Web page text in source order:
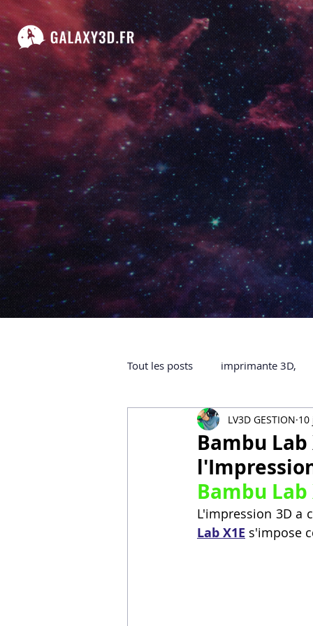
Tout les posts imprimante 3D,
impression 3D à la demande
ARTILLERY 3D
certifiée QUALIOPI Refaire
Bambu
LV3D GESTION 10
Bambu
L'impression 3D a
Lab X1E s'impose